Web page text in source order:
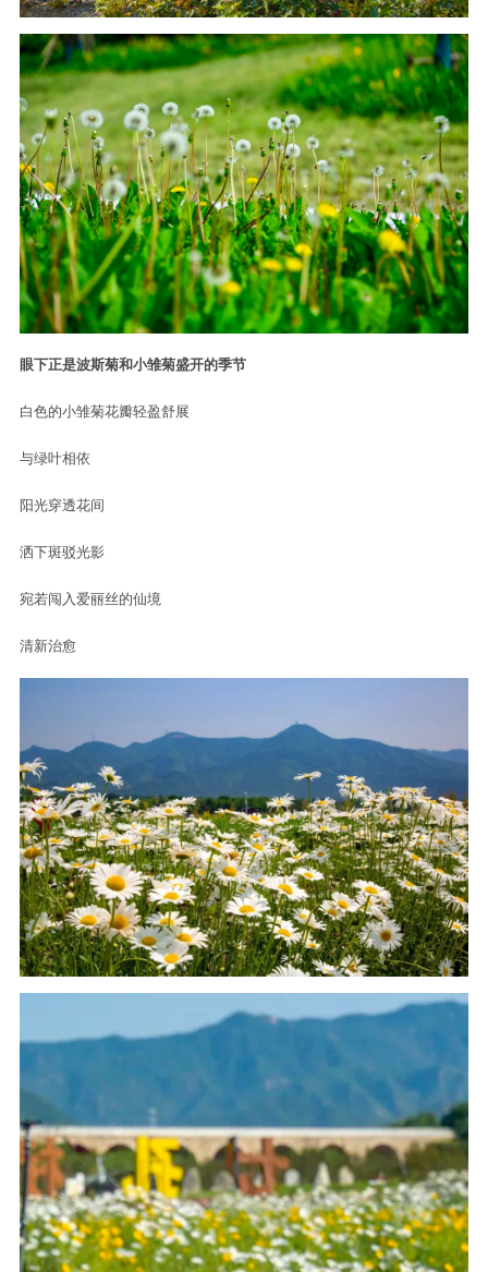
眼下正是波斯菊和小雏菊盛开的季节
白色的小雏菊花瓣轻盈舒展
与绿叶相依
阳光穿透花间
洒下斑驳光影
宛若闯入爱丽丝的仙境
清新治愈